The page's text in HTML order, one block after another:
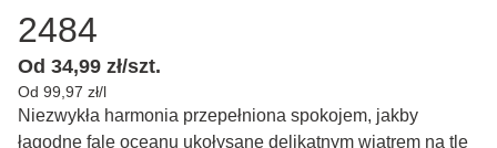
2484
Od 34,99 zł/szt.
Od 99,97 zł/l
Niezwykła harmonia przepełniona spokojem, jakby
łagodne fale oceanu ukołysane delikatnym wiatrem na tle